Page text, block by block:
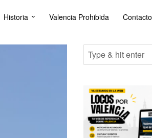
Historia Valencia Prohibida Contacto